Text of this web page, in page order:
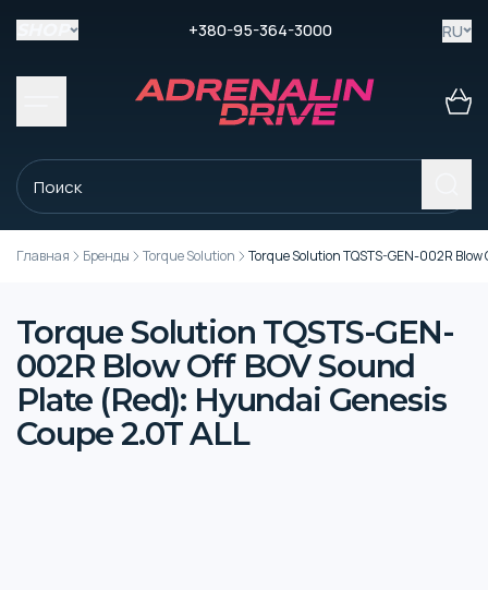
+380-95-364-3000 RU
Главная Бренды Torque Solution Torque Solution TQSTS-GEN-002R
Torque Solution TQSTS-GEN-
002R Blow Off BOV Sound
Plate (Red): Hyundai Genesis
Coupe 2.0T ALL